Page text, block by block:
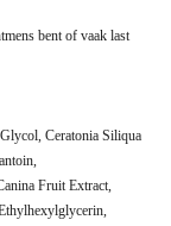
bent of vaak last
Ceratonia Siliqua
Fruit Extract,